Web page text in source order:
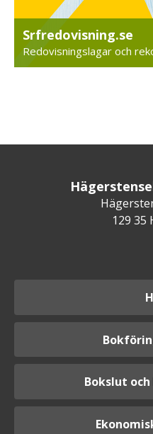
Srfredovisning.se
Redovisningslagar och
129 35
Bokslut